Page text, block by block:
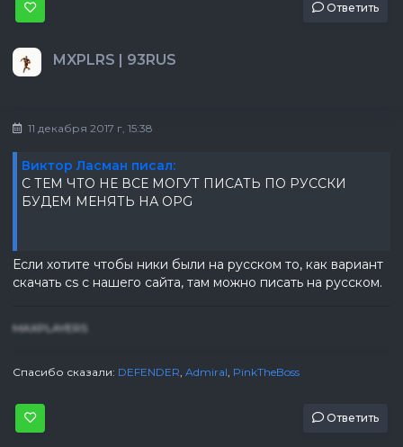
Ответить
MXPLRS | 93RUS
11 декабря 2017 г, 15:38
Виктор Ласман писал:
С ТЕМ ЧТО НЕ ВСЕ МОГУТ ПИСАТЬ ПО РУССКИ
БУДЕМ МЕНЯТЬ НА OPG
Если хотите чтобы ники были на русском то, как вариант
скачать cs с нашего сайта, там можно писать на русском.
MAXPLAYERS
Спасибо сказали: DEFENDER, Admiral, PinkTheBoss
Ответить